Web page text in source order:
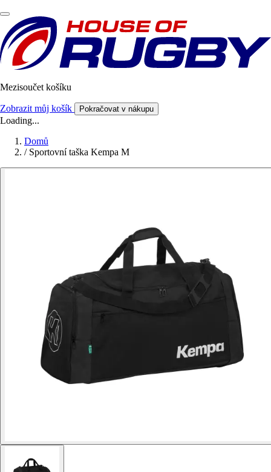
Mezisoučet košíku
Zobrazit můj košík Pokračovat v nákupu
Loading...
Domů
/ Sportovní taška Kempa M